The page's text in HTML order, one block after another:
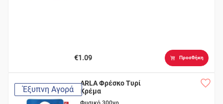
€1.09 Προσθήκη
Έξυπνη Αγορά
ARLA Φρέσκο Τυρί
Κρέμα